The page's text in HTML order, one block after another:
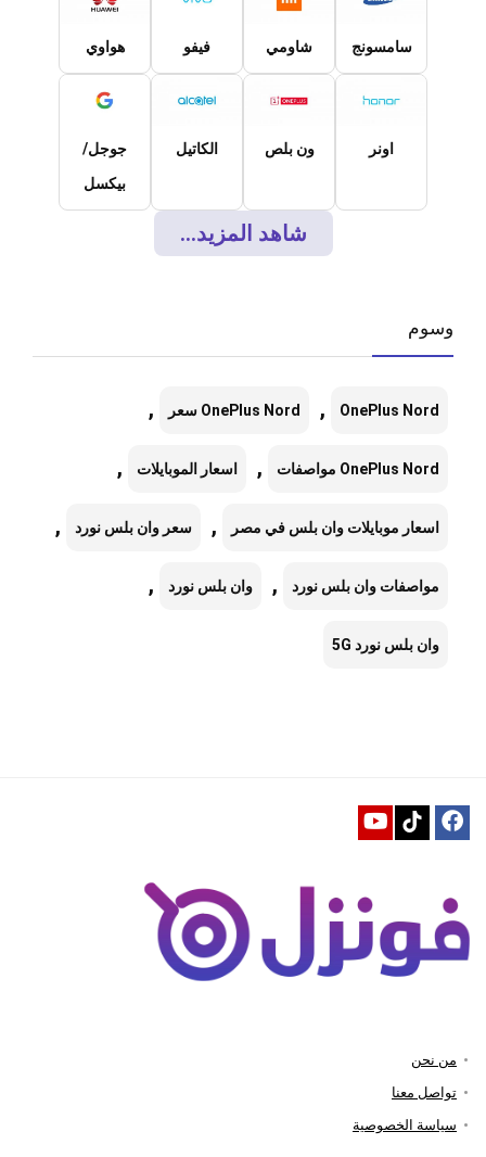
سامسونج شاومي فيفو هواوي
اونر ون بلص الكاتيل
جوجل/
بيكسل
شاهد المزيد...
وسوم
OnePlus Nord
, OnePlus Nord سعر ,
OnePlus Nord مواصفات , اسعار الموبايلات ,
اسعار موبايلات وان بلس في مصر , سعر وان بلس نورد ,
مواصفات وان بلس نورد , وان بلس نورد ,
وان بلس نورد 5G
من نحن
تواصل معنا
سياسة الخصوصية